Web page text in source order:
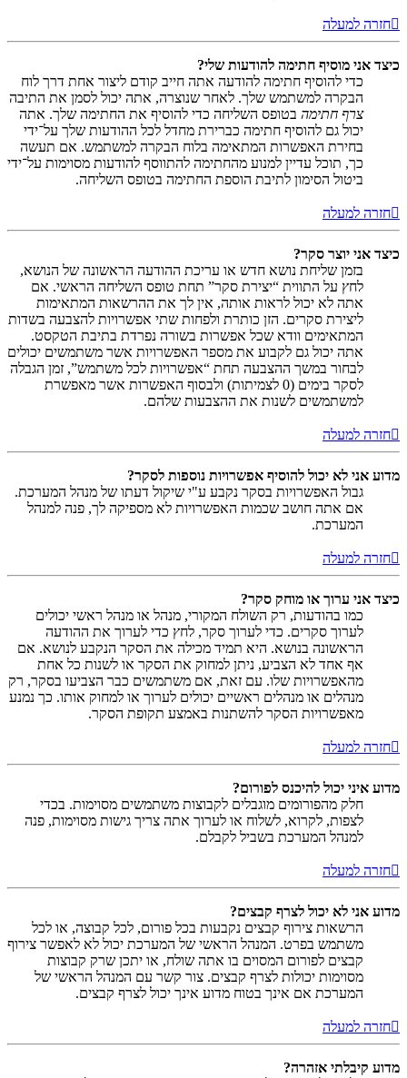
חזרה למעלה
כיצד אני מוסיף חתימה להודעות שלי?
כדי להוסיף חתימה להודעה אתה חייב קודם ליצור אחת דרך לוח
הבקרה למשתמש שלך. לאחר שנוצרה, אתה יכול לסמן את התיבה
צרף חתימה בטופס השליחה כדי להוסיף את החתימה שלך. אתה
יכול גם להוסיף חתימה כברירת מחדל לכל ההודעות שלך על־ידי
בחירת האפשרות המתאימה בלוח הבקרה למשתמש. אם תעשה
כך, תוכל עדיין למנוע מהחתימה להתווסף להודעות מסוימות על־ידי
ביטול הסימון לתיבת הוספת החתימה בטופס השליחה.
חזרה למעלה
כיצד אני יוצר סקר?
בזמן שליחת נושא חדש או עריכת ההודעה הראשונה של הנושא,
לחץ על התווית “יצירת סקר” תחת טופס השליחה הראשי. אם
אתה לא יכול לראות אותה, אין לך את ההרשאות המתאימות
ליצירת סקרים. הזן כותרת ולפחות שתי אפשרויות להצבעה בשדות
המתאימים וודא שכל אפשרות בשורה נפרדת בתיבת הטקסט.
אתה יכול גם לקבוע את מספר האפשרויות אשר משתמשים יכולים
לבחור במשך ההצבעה תחת “אפשרויות לכל משתמש”, זמן הגבלה
לסקר בימים (0 לצמיתות) ולבסוף האפשרות אשר מאפשרת
למשתמשים לשנות את ההצבעות שלהם.
חזרה למעלה
מדוע אני לא יכול להוסיף אפשרויות נוספות לסקר?
גבול האפשרויות בסקר נקבע ע"י שיקול דעתו של מנהל המערכת.
אם אתה חושב שכמות האפשרויות לא מספיקה לך, פנה למנהל
המערכת.
חזרה למעלה
כיצד אני ערוך או מוחק סקר?
כמו בהודעות, רק השולח המקורי, מנהל או מנהל ראשי יכולים
לערוך סקרים. כדי לערוך סקר, לחץ כדי לערוך את ההודעה
הראשונה בנושא. היא תמיד מכילה את הסקר הנקבע לנושא. אם
אף אחד לא הצביע, ניתן למחוק את הסקר או לשנות כל אחת
מהאפשרויות שלו. עם זאת, אם משתמשים כבר הצביעו בסקר, רק
מנהלים או מנהלים ראשיים יכולים לערוך או למחוק אותו. כך נמנע
מאפשרויות הסקר להשתנות באמצע תקופת הסקר.
חזרה למעלה
מדוע איני יכול להיכנס לפורום?
חלק מהפורומים מוגבלים לקבוצות משתמשים מסוימות. בכדי
לצפות, לקרוא, לשלוח או לערוך אתה צריך גישות מסוימות, פנה
למנהל המערכת בשביל לקבלם.
חזרה למעלה
מדוע אני לא יכול לצרף קבצים?
הרשאות צירוף קבצים נקבעות בכל פורום, לכל קבוצה, או לכל
משתמש בפרט. המנהל הראשי של המערכת יכול לא לאפשר צירוף
קבצים לפורום המסוים בו אתה שולח, או יתכן שרק קבוצות
מסוימות יכולות לצרף קבצים. צור קשר עם המנהל הראשי של
המערכת אם אינך בטוח מדוע אינך יכול לצרף קבצים.
חזרה למעלה
מדוע קיבלתי אזהרה?